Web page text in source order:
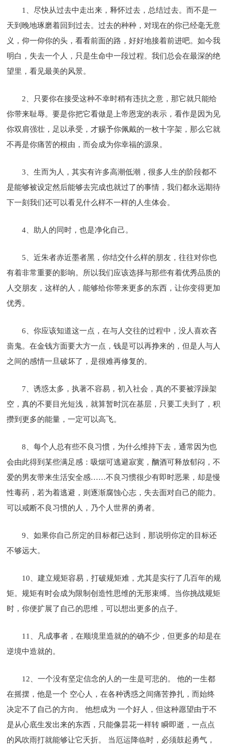
1、尽快从过去中走出来，释怀过去，总结过去。而不是一
天到晚地琢磨着回到过去。过去的种种，对现在的你已经毫无意
义，仰一仰你的头，看看前面的路，好好地接着前进吧。如今我
明白，失去一个人，只是生命中一段过程。我们总会在最深的绝
望里，看见最美的风景。
2、只要你在接受这种不幸时稍有违抗之意，那它就只能给
你带来耻辱。要是你把它看做是上帝恩宠的表示，看作是因为见
你双肩强壮，足以承受，才赐予你佩戴的一枚十字架，那么它就
不再是你痛苦的根由，而会成为你幸福的源泉。
3、生而为人，其实有许多高潮低潮，很多人生的阶段都不
是能够被设定然后能够去完成也就过了的事情，我们都永远期待
下一刻我们还可以看见什么样不一样的人生体会。
4、助人的同时，也是净化自己。
5、近朱者赤近墨者黑，你结交什么样的朋友，往往对你也
有着非常重要的影响。所以我们应该选择与那些有着优秀品质的
人交朋友，这样的人，能够给你带来更多的东西，让你变得更加
优秀。
6、你应该知道这一点，在与人交往的过程中，没人喜欢吝
啬鬼。在金钱方面要大方一点，钱是可以再挣来的，但是人与人
之间的感情一旦破坏了，是很难再修复的。
7、诱惑太多，执著不容易，初入社会，真的不要被浮躁架
空，真的不要目光短浅，就算暂时沉在基层，只要工夫到了，积
攒到更多的能量，一定可以高飞。
8、每个人总有些不良习惯，为什么维持下去，通常因为也
会由此得到某些满足感：吸烟可逃避寂寞，酗酒可释放郁闷，不
爱的男友带来生活安全感……不良习惯很少有即时恶果，却是慢
性毒药，若为着逃避，则逐渐腐蚀心志，失去面对自己的能力。
可以戒断不良习惯的人，乃个人世界的勇者。
9、如果你自己所定的目标都已达到，那说明你定的目标还
不够远大。
10、建立规矩容易，打破规矩难，尤其是实行了几百年的规
矩。规矩有时会成为限制创造性思维的无形束缚。当你挑战规矩
时，你便扩展了自己的思维，可以想出更多的点子。
11、凡成事者，在顺境里造就的的确不少，但更多的却是在
逆境中造就的。
12、一个没有坚定信念的人的一生是可悲的。 他的一生都
在摇摆，他是一个 空心人，在各种诱惑之间痛苦挣扎，而始终
决定不了自己的方向。 他想成为 一个好人，但这种愿望由于不
是从心底生发出来的东西，只能像昙花一样转 瞬即逝，一点点
的风吹雨打就能够让它夭折。 当厄运降临时，必须鼓起勇气，